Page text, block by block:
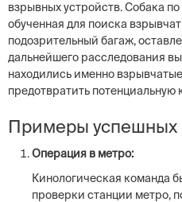
взрывных устройств. Собака
обученная для поиска
подозрительный багаж,
дальнейшего расследования
находились именно
предотвратить потенциальную
Примеры успешных
Операция в метро:
Кинологическая команда
проверки станции метро,